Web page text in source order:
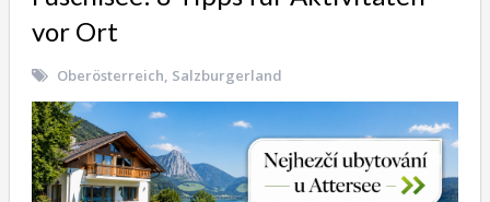
vor Ort
Oberösterreich, Salzburgerland